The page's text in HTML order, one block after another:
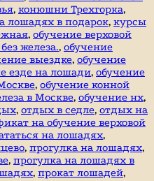
, конюшни Трехгорка,
лошадях в подарок, курсы
, обучение верховой
железа., обучение
выездке, обучение
езде на лошади, обучение
, обучение конной
в Москве, обучение нх,
, отдых в седле, отдых на
на обучение верховой
на лошадях,
, прогулка на лошадях,
, прогулка на лошадях в
, прокат лошадей,